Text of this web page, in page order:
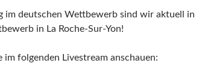
im deutschen Wettbewerb sind wir aktuell in
in La Roche-Sur-Yon!
folgenden Livestream anschauen: